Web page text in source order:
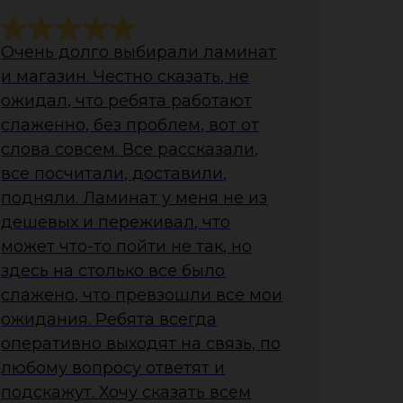
Очень долго выбирали ламинат
и магазин. Честно сказать, не
ожидал, что ребята работают
слаженно, без проблем, вот от
слова совсем. Все рассказали,
все посчитали, доставили,
подняли. Ламинат у меня не из
дешевых и переживал, что
может что-то пойти не так, но
здесь на столько все было
слажено, что превзошли все мои
ожидания. Ребята всегда
оперативно выходят на связь, по
любому вопросу ответят и
подскажут. Хочу сказать всем